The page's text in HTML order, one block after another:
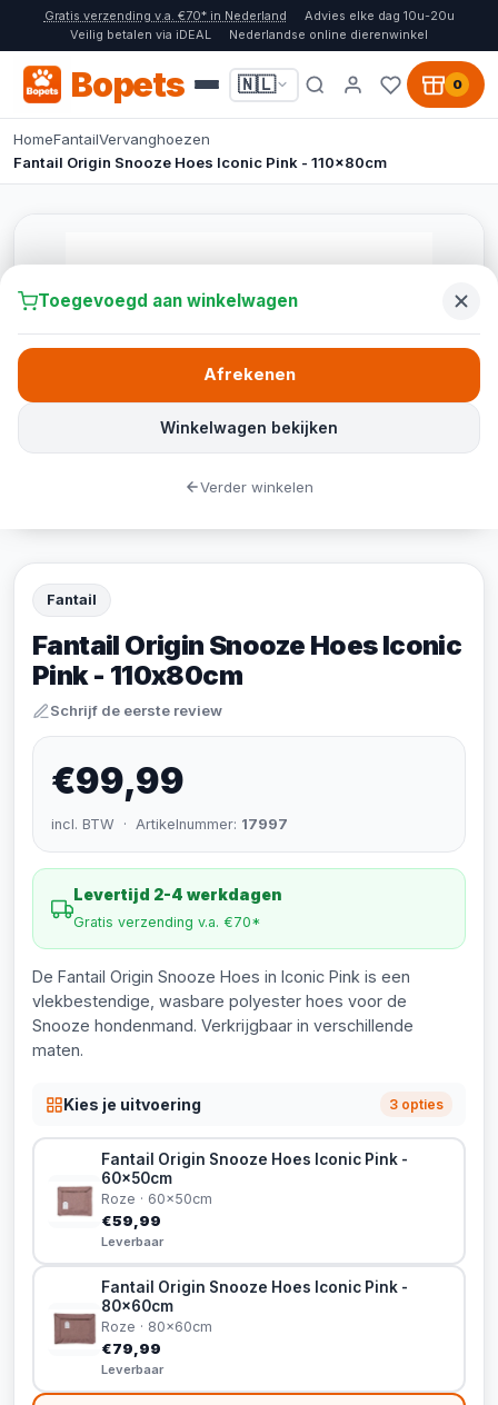
Gratis verzending v.a. €70* in Nederland
Advies elke dag 10u-20u
Veilig betalen via iDEAL
Nederlandse online dierenwinkel
Bopets 🇳🇱 0
HomeFantailVervanghoezen
Fantail Origin Snooze Hoes Iconic Pink - 110x80cm
Fantail
Fantail Origin Snooze Hoes Iconic
Pink - 110x80cm
Schrijf de eerste review
€99,99
incl. BTW · Artikelnummer: 17997
Levertijd 2-4 werkdagen
Gratis verzending v.a. €70*
De Fantail Origin Snooze Hoes in Iconic Pink is een
vlekbestendige, wasbare polyester hoes voor de
Snooze hondenmand. Verkrijgbaar in verschillende
maten.
Kies je uitvoering 3 opties
Fantail Origin Snooze Hoes Iconic Pink -
60x50cm
Roze · 60x50cm
€59,99
Leverbaar
Fantail Origin Snooze Hoes Iconic Pink -
80x60cm
Roze · 80x60cm
€79,99
Leverbaar
Toegevoegd aan winkelwagen
Winkelwagen bekijken
Afrekenen
Verder winkelen